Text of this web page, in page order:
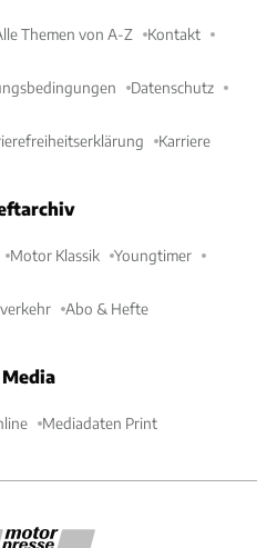
Themen von A-Z Kontakt
Datenschutz
Karriere
Motor Klassik Youngtimer
Abo & Hefte
Media
Mediadaten Print